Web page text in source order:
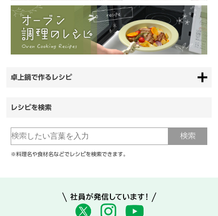
卓上鍋で作るレシピ
レシピを検索
※料理名や食材名などでレシピを検索できます。